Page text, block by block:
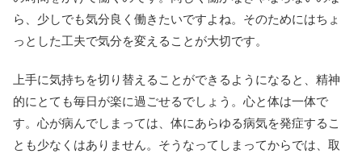
ら、少しでも気分良く働きたいですよね。そのためにはちょ
っとした工夫で気分を変えることが大切です。
上手に気持ちを切り替えることができるようになると、精神
的にとても毎日が楽に過ごせるでしょう。心と体は一体で
す。心が病んでしまっては、体にあらゆる病気を発症するこ
とも少なくはありません。そうなってしまってからでは、取